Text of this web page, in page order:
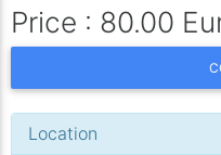
Price : 80.00
Location